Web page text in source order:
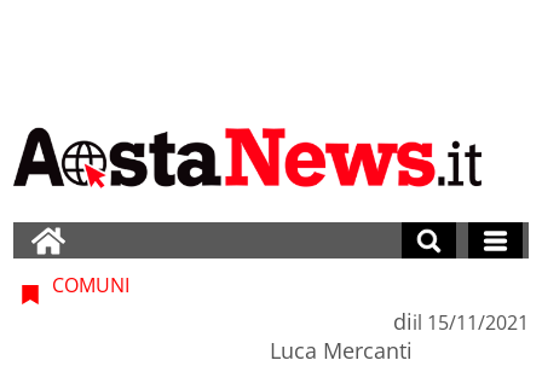
COMUNI
di
Luca Mercanti
il 15/11/2021